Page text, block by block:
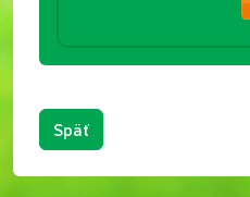
Späť